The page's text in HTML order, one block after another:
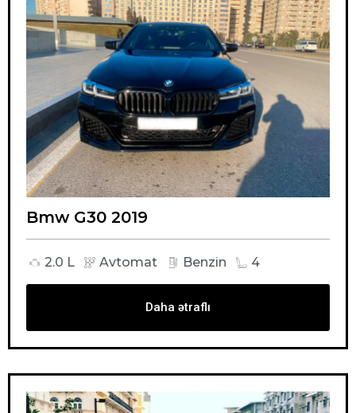
Bmw G30 2019
2.0 L Avtomat Benzin 4
Daha ətraflı